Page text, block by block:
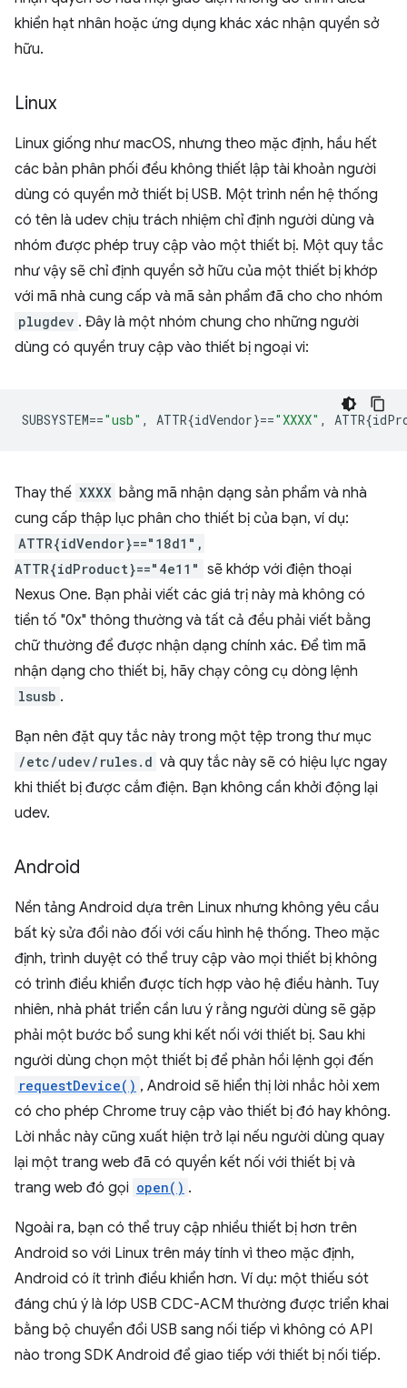
khiển hạt nhân hoặc ứng dụng khác xác nhận quyền sở
hữu.
Linux
Linux giống như macOS, nhưng theo mặc định, hầu hết
các bản phân phối đều không thiết lập tài khoản người
dùng có quyền mở thiết bị USB. Một trình nền hệ thống
có tên là udev chịu trách nhiệm chỉ định người dùng và
nhóm được phép truy cập vào một thiết bị. Một quy tắc
như vậy sẽ chỉ định quyền sở hữu của một thiết bị khớp
với mã nhà cung cấp và mã sản phẩm đã cho cho nhóm
plugdev . Đây là một nhóm chung cho những người
dùng có quyền truy cập vào thiết bị ngoại vi:
SUBSYSTEM=="usb" , ATTR{idVendor}=="XXXX" ,
Thay thế XXXX bằng mã nhận dạng sản phẩm và nhà
cung cấp thập lục phân cho thiết bị của bạn, ví dụ:
ATTR{idVendor}=="18d1",
ATTR{idProduct}=="4e11" sẽ khớp với điện thoại
Nexus One. Bạn phải viết các giá trị này mà không có
tiền tố "0x" thông thường và tất cả đều phải viết bằng
chữ thường để được nhận dạng chính xác. Để tìm mã
nhận dạng cho thiết bị, hãy chạy công cụ dòng lệnh
lsusb .
Bạn nên đặt quy tắc này trong một tệp trong thư mục
/etc/udev/rules.d và quy tắc này sẽ có hiệu lực ngay
khi thiết bị được cắm điện. Bạn không cần khởi động lại
udev.
Android
Nền tảng Android dựa trên Linux nhưng không yêu cầu
bất kỳ sửa đổi nào đối với cấu hình hệ thống. Theo mặc
định, trình duyệt có thể truy cập vào mọi thiết bị không
có trình điều khiển được tích hợp vào hệ điều hành. Tuy
nhiên, nhà phát triển cần lưu ý rằng người dùng sẽ gặp
phải một bước bổ sung khi kết nối với thiết bị. Sau khi
người dùng chọn một thiết bị để phản hồi lệnh gọi đến
requestDevice() , Android sẽ hiển thị lời nhắc hỏi xem
có cho phép Chrome truy cập vào thiết bị đó hay không.
Lời nhắc này cũng xuất hiện trở lại nếu người dùng quay
lại một trang web đã có quyền kết nối với thiết bị và
trang web đó gọi open() .
Ngoài ra, bạn có thể truy cập nhiều thiết bị hơn trên
Android so với Linux trên máy tính vì theo mặc định,
Android có ít trình điều khiển hơn. Ví dụ: một thiếu sót
đáng chú ý là lớp USB CDC-ACM thường được triển khai
bằng bộ chuyển đổi USB sang nối tiếp vì không có API
nào trong SDK Android để giao tiếp với thiết bị nối tiếp.